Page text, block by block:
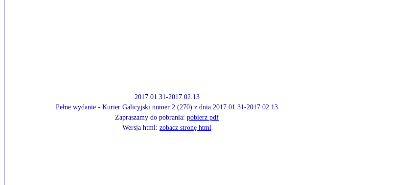
2017.01.31-2017.02.13
Pełne wydanie - Kurier Galicyjski numer 2 (270) z dnia 2017.01.31-2017.02.13
Zapraszamy do pobrania: pobierz pdf
Wersja html: zobacz stronę html